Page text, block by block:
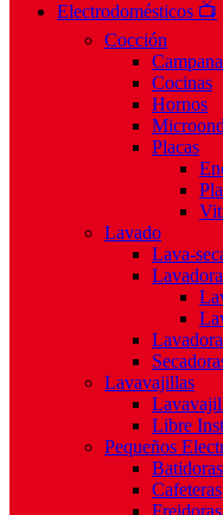
Electrodomésticos 📺
Cocción
Cocinas
Hornos
Placas
Lavado
Lava-
Lavavajillas
Libre
Pequeños
Cafeteras